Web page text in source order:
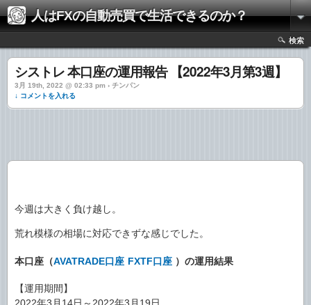
人はFXの自動売買で生活できるのか？
検索
シストレ 本口座の運用報告 【2022年3月第3週】
3月 19th, 2022 @ 02:33 pm › チンパン
↓ コメントを入れる
今週は大きく負け越し。
荒れ模様の相場に対応できずな感じでした。
本口座（AVATRADE口座 FXTF口座 ）の運用結果
【運用期間】